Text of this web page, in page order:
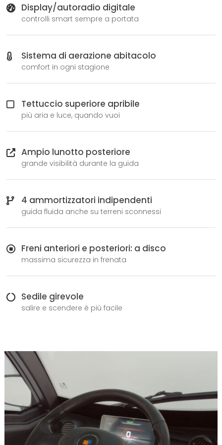
Display/autoradio digitale
controlli smart sempre a portata
Sistema di aerazione abitacolo
comfort in ogni stagione
Tettuccio superiore apribile
più aria e luce, quando vuoi
Ampio lunotto posteriore
grande visibilità durante la guida
4 ammortizzatori indipendenti
guida fluida anche su terreni sconnessi
Freni anteriori e posteriori: a disco
massima sicurezza in frenata
Sedile girevole
salire e scendere è più facile